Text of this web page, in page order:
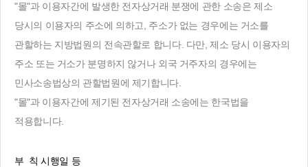
"몰"과 이용자간에 발생한 전자상거래 분쟁에 관한 소송은 제소
당시의 이용자의 주소에 의하고, 주소가 없는 경우에는 거소를
관할하는 지방법원의 전속관할로 합니다. 다만, 제소 당시 이용자의
주소 또는 거소가 분명하지 않거나 외국 거주자의 경우에는
민사소송법상의 관할법원에 제기합니다.
"몰"과 이용자간에 제기된 전자상거래 소송에는 한국법을
적용합니다.
부 칙 시행일 등